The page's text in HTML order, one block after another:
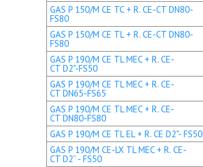
GAS P 150/M CE TC + R. CE-CT DN80-
FS80
GAS P 150/M CE TL + R. CE-CT DN80-
FS80
GAS P 190/M CE TL MEC + R. CE-
CT D2"-FS50
GAS P 190/M CE TL MEC + R. CE-
CT DN65-FS65
GAS P 190/M CE TL MEC + R. CE-
CT DN80-FS80
GAS P 190/M CE TL EL + R. CE D2"- FS50
GAS P 190/M CE-LX TL MEC + R. CE-
CT D2” - FS50